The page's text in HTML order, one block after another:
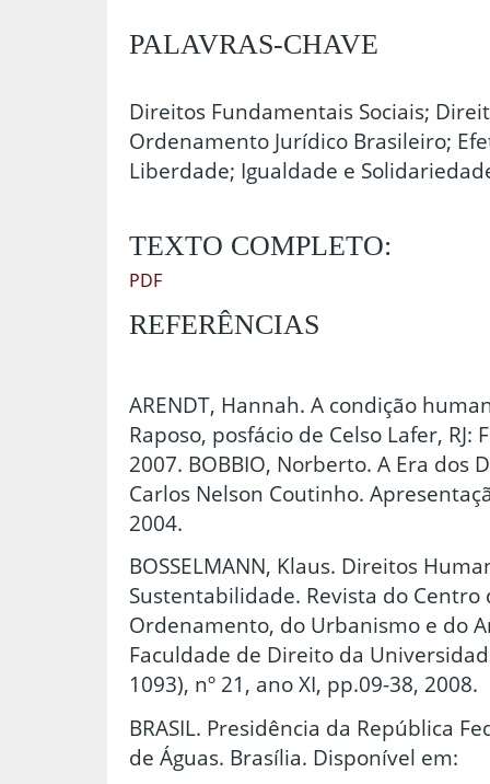
PALAVRAS-CHAVE
Direitos Fundamentais Sociais;
Ordenamento Jurídico Brasileiro;
Liberdade; Igualdade e
TEXTO COMPLETO:
PDF
REFERÊNCIAS
ARENDT, Hannah. A condição
Raposo, posfácio de Celso Lafer,
2007. BOBBIO, Norberto. A Era dos
Carlos Nelson Coutinho.
2004.
BOSSELMANN, Klaus. Direitos
Sustentabilidade. Revista do
Ordenamento, do Urbanismo e do
Faculdade de Direito da
1093), nº 21, ano XI, pp.09-38, 2008.
BRASIL. Presidência da República
de Águas. Brasília. Disponível em: